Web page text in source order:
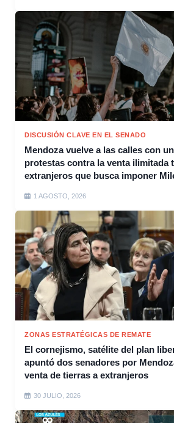
DISCUSIÓN CLAVE EN EL SENADO
Mendoza vuelve a las calles con
protestas contra la venta ilimitada
extranjeros que busca imponer
1 AGOSTO, 2026
ZONAS ESTRATÉGICAS DE REMATE
El cornejismo, satélite del plan
apuntó dos senadores por
venta de tierras a extranjeros
30 JULIO, 2026